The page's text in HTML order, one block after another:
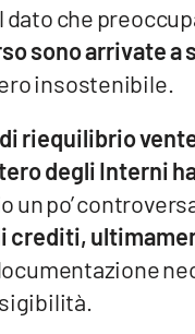
dato che
sono arrivate a
insostenibile.
riequilibrio
degli Interni
po’
crediti,